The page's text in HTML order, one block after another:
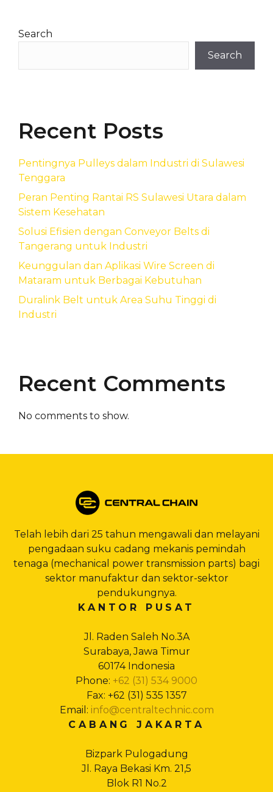
Search
Search
Recent Posts
Pentingnya Pulleys dalam Industri di Sulawesi
Tenggara
Peran Penting Rantai RS Sulawesi Utara dalam
Sistem Kesehatan
Solusi Efisien dengan Conveyor Belts di
Tangerang untuk Industri
Keunggulan dan Aplikasi Wire Screen di
Mataram untuk Berbagai Kebutuhan
Duralink Belt untuk Area Suhu Tinggi di
Industri
Recent Comments
No comments to show.
Telah lebih dari 25 tahun mengawali dan melayani
pengadaan suku cadang mekanis pemindah
tenaga (mechanical power transmission parts) bagi
sektor manufaktur dan sektor-sektor
pendukungnya.
KANTOR PUSAT
Jl. Raden Saleh No.3A
Surabaya, Jawa Timur
60174 Indonesia
Phone: +62 (31) 534 9000
Fax: +62 (31) 535 1357
Email: info@centraltechnic.com
CABANG JAKARTA
Bizpark Pulogadung
Jl. Raya Bekasi Km. 21,5
Blok R1 No.2